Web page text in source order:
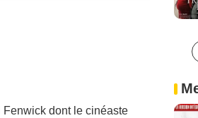
dont le cinéaste